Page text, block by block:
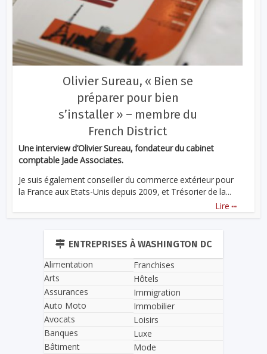
Olivier Sureau, « Bien se
préparer pour bien
s’installer » – membre du
French District
Une interview d’Olivier Sureau, fondateur du cabinet
comptable Jade Associates.
Je suis également conseiller du commerce extérieur pour
la France aux Etats-Unis depuis 2009, et Trésorier de la...
Lire ...
ENTREPRISES À WASHINGTON DC
Alimentation
Arts
Assurances
Auto Moto
Avocats
Banques
Bâtiment
Franchises
Hôtels
Immigration
Immobilier
Loisirs
Luxe
Mode